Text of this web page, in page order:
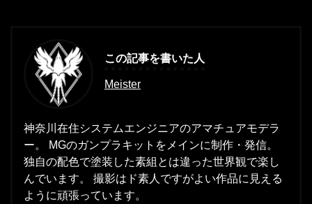
この記事を書いた人
Meister
神奈川在住システムエンジニアのアマチュアモデラ
ー。 MGのガンプラキットをメインに制作・発信。
独自の配色で塗装した素組とは違った世界観で楽し
んでいます。 撮影はド素人ですがよい作品に見える
ように頑張っています。